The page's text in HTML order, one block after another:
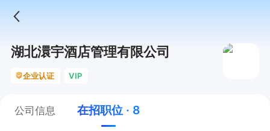
湖北澴宇酒店管理有限公司
企业认证 VIP
公司信息 在招职位 · 8